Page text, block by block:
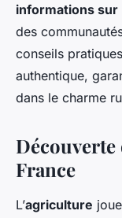
informations sur
des
conseils
authentique,
dans le charme
France
L’agriculture